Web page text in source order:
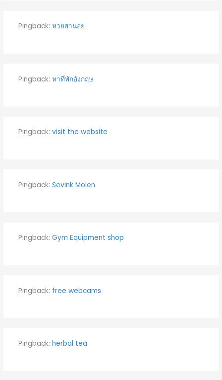
Pingback: หวยฮานอย
Pingback: หาที่พักอังกฤษ
Pingback: visit the website
Pingback: Sevink Molen
Pingback: Gym Equipment shop
Pingback: free webcams
Pingback: herbal tea